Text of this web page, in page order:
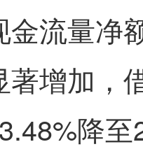
流量净
著增加，
降